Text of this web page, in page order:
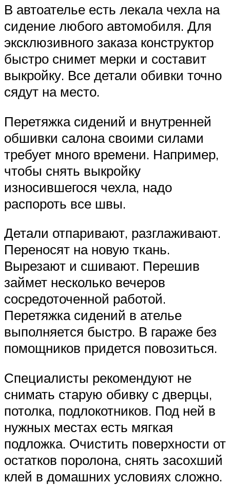
В автоателье есть лекала чехла на
сидение любого автомобиля. Для
эксклюзивного заказа конструктор
быстро снимет мерки и составит
выкройку. Все детали обивки точно
сядут на место.
Перетяжка сидений и внутренней
обшивки салона своими силами
требует много времени. Например,
чтобы снять выкройку
износившегося чехла, надо
распороть все швы.
Детали отпаривают, разглаживают.
Переносят на новую ткань.
Вырезают и сшивают. Перешив
займет несколько вечеров
сосредоточенной работой.
Перетяжка сидений в ателье
выполняется быстро. В гараже без
помощников придется повозиться.
Специалисты рекомендуют не
снимать старую обивку с дверцы,
потолка, подлокотников. Под ней в
нужных местах есть мягкая
подложка. Очистить поверхности от
остатков поролона, снять засохший
клей в домашних условиях сложно.